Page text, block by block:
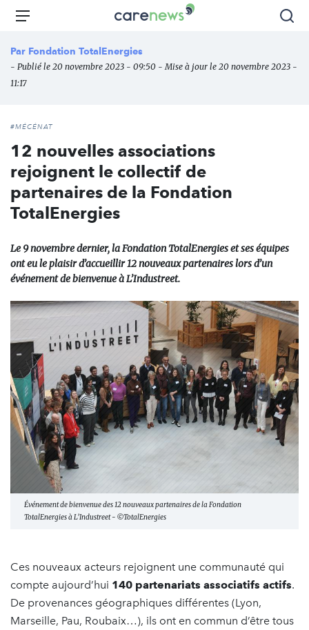
Aller
principal
Carenews,
média
des
Menu
Par Fondation TotalEnergies
- Publié le 20 novembre 2023 - 09:50 - Mise à jour le 20 novembre 2023 -
11:17
#MÉCÉNAT
12 nouvelles associations
rejoignent le collectif de
partenaires de la Fondation
TotalEnergies
Le 9 novembre dernier, la Fondation TotalEnergies et ses équipes
ont eu le plaisir d’accueillir 12 nouveaux partenaires lors d’un
événement de bienvenue à L’Industreet.
Événement de bienvenue des 12 nouveaux partenaires de la Fondation
TotalEnergies à L’Industreet - ©TotalEnergies
Ces nouveaux acteurs rejoignent une communauté qui
compte aujourd’hui 140 partenariats associatifs actifs.
De provenances géographiques différentes (Lyon,
Marseille, Pau, Roubaix…), ils ont en commun d’être tous